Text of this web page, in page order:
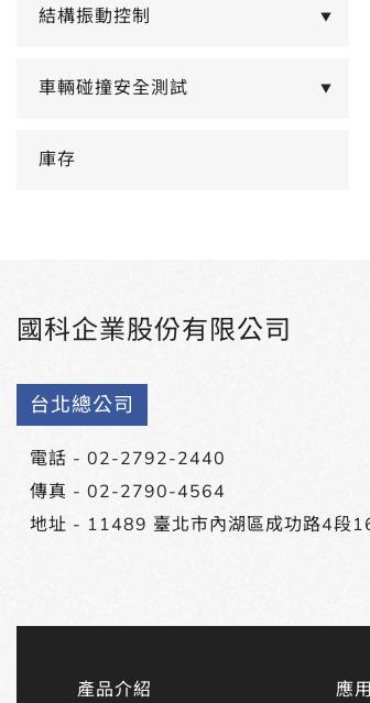
結構振動控制 ▼
車輛碰撞安全測試 ▼
庫存
國科企業股份有限公司
台北總公司
電話 - 02-2792-2440
傳真 - 02-2790-4564
地址 - 11489 臺北市內湖區成功路4段
產品介紹 應